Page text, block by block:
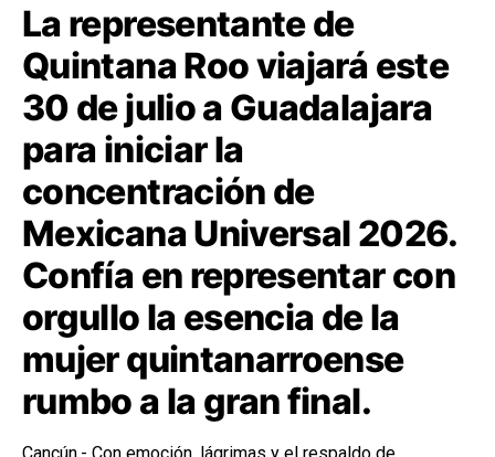
La representante de
Quintana Roo viajará este
30 de julio a Guadalajara
para iniciar la
concentración de
Mexicana Universal 2026.
Confía en representar con
orgullo la esencia de la
mujer quintanarroense
rumbo a la gran final.
Cancún.- Con emoción, lágrimas y el respaldo de